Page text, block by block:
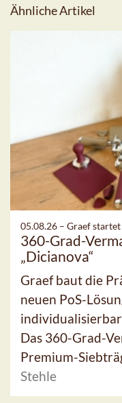
Ähnliche Artikel
05.08.26 – Graef
360-Grad-
„Dicianova“
Graef baut die
neuen PoS-
Das 360-Grad-
Premium-
Stehle